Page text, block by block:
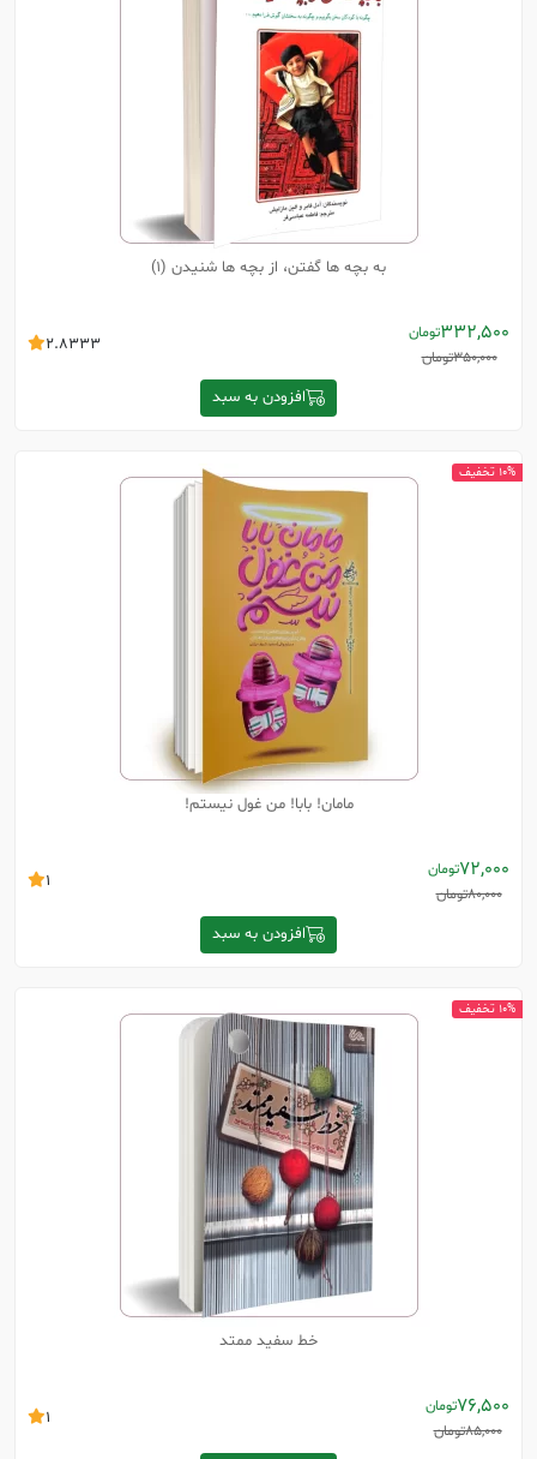
به بچه ها گفتن، از بچه ها شنیدن (1)
332,500تومان
350,000تومان
2.8333
افزودن به سبد
مامان! بابا! من غول نیستم!
72,000تومان
80,000تومان
1
افزودن به سبد
10% تخفیف
خط سفید ممتد
76,500تومان
85,000تومان
1
10% تخفیف